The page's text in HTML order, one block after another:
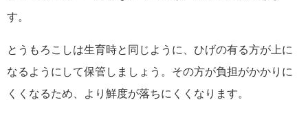
す。
とうもろこしは生育時と同じように、ひげの有る方が上に
なるようにして保管しましょう。その方が負担がかかりに
くくなるため、より鮮度が落ちにくくなります。